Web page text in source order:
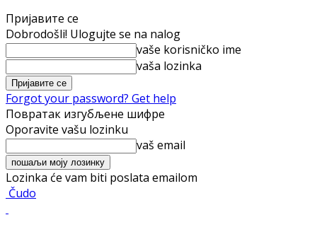
Пријавите се
Dobrodošli! Ulogujte se na nalog
vaše korisničko ime
vaša lozinka
Forgot your password? Get help
Повратак изгубљене шифре
Oporavite vašu lozinku
vaš email
Lozinka će vam biti poslata emailom
Čudo